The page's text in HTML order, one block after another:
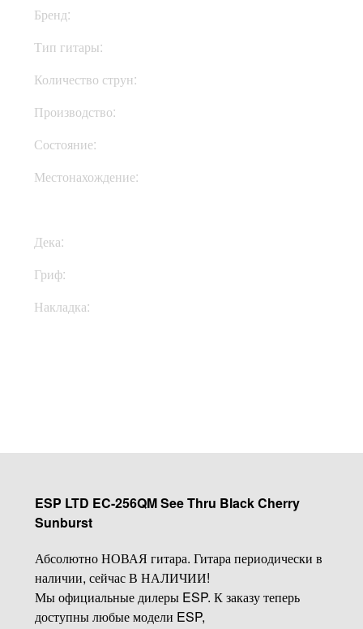
Бренд:
Тип гитары:
Количество струн:
Производство:
Состояние:
Местонахождение:
Дека:
Гриф:
Накладка:
ESP LTD EC-256QM See Thru Black Cherry
Sunburst
Абсолютно НОВАЯ гитара. Гитара периодически в
наличии, сейчас В НАЛИЧИИ!
Мы официальные дилеры ESP. К заказу теперь
доступны любые модели ESP,